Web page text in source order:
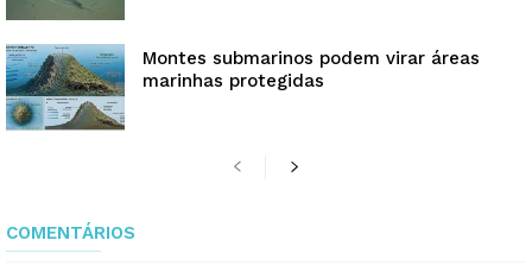
Montes submarinos podem virar áreas
marinhas protegidas
COMENTÁRIOS